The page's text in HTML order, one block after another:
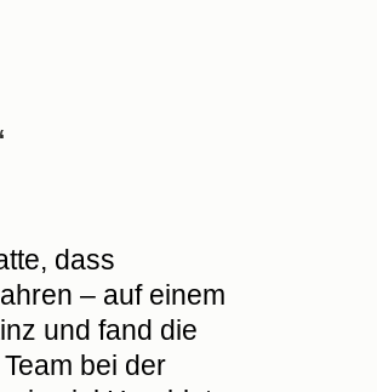
dass
– auf einem
und fand die
bei der